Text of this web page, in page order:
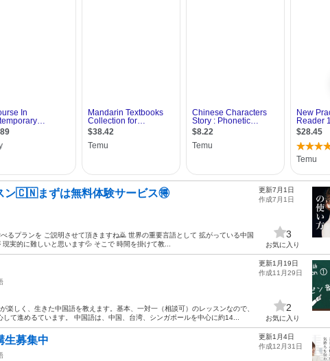
ン🇨🇳まずは無料体験サービス🉐
るプランを ご説明させて頂きますね🙇 世界の重要言語として 拡がっている中国
実的に難しいと思います💦 そこで 時間を掛けて教...
更新7月1日
作成7月1日
3
お気に入り
楽しく、生きた中国語を教えます。基本、一対一（相談可）のレッスンなので、
て進めるています。 中国語は、中国、台湾、シンガポールを中心に約14...
更新1月19日
作成11月29日
2
お気に入り
募集中
更新1月4日
作成12月31日